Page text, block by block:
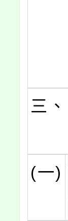
三、
(一)